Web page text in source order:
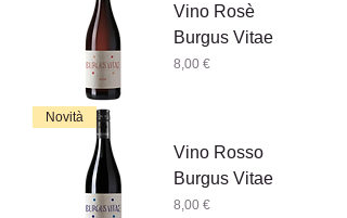
Vino Rosè
Burgus Vitae
Prezzo
8,00 €
Novità
Vino Rosso
Burgus Vitae
Prezzo
8,00 €